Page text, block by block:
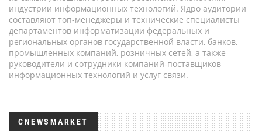
индустрии информационных технологий. Ядро аудитории
составляют топ-менеджеры и технические специалисты
департаментов информатизации федеральных и
региональных органов государственной власти, банков,
промышленных компаний, розничных сетей, а также
руководители и сотрудники компаний-поставщиков
информационных технологий и услуг связи.
CNEWSMARKET